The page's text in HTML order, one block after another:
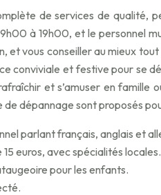
de services de qualité,
à 19h00, et le personnel
vous conseiller au mieux
conviviale et festive pour
et s’amuser en
dépannage sont proposés
parlant français, anglais et
euros, avec spécialités locales.
pour les enfants.